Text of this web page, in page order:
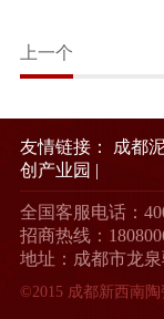
上一个
友情链接： 成都
创产业园 |
全国客服电话：
招商热线：
地址：成都市龙
©2015 成都新西南